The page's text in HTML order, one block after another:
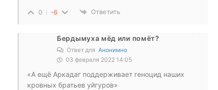
0 -6 Ответить
Бердымуха мёд или помёт?
Ответ для Анонимно
03 февраля 2022 14:05
«А ещё Аркадаг поддерживает геноцид наших
кровных братьев уйгуров»